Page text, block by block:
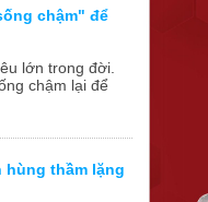
chậm" để
lớn trong đời.
chậm lại để
hùng thầm lặng